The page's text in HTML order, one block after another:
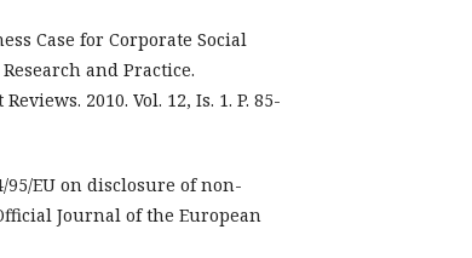
Case for Corporate Social
and Practice.
2010. Vol. 12, Is. 1. P. 85-
95/EU on disclosure of non-
Journal of the European